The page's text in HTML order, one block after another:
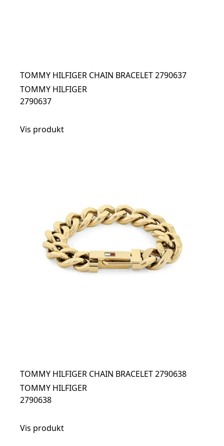
TOMMY HILFIGER CHAIN BRACELET 2790637
TOMMY HILFIGER
2790637
Vis produkt
TOMMY HILFIGER CHAIN BRACELET 2790638
TOMMY HILFIGER
2790638
Vis produkt